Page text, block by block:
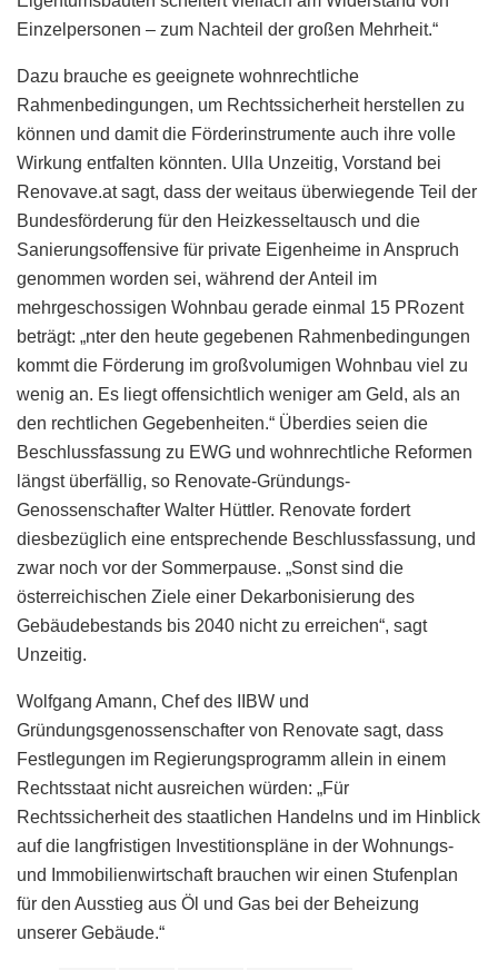
Einzelpersonen – zum Nachteil der großen Mehrheit.“
Dazu brauche es geeignete wohnrechtliche
Rahmenbedingungen, um Rechtssicherheit herstellen zu
können und damit die Förderinstrumente auch ihre volle
Wirkung entfalten könnten. Ulla Unzeitig, Vorstand bei
Renovave.at sagt, dass der weitaus überwiegende Teil der
Bundesförderung für den Heizkesseltausch und die
Sanierungsoffensive für private Eigenheime in Anspruch
genommen worden sei, während der Anteil im
mehrgeschossigen Wohnbau gerade einmal 15 PRozent
beträgt: „nter den heute gegebenen Rahmenbedingungen
kommt die Förderung im großvolumigen Wohnbau viel zu
wenig an. Es liegt offensichtlich weniger am Geld, als an
den rechtlichen Gegebenheiten.“ Überdies seien die
Beschlussfassung zu EWG und wohnrechtliche Reformen
längst überfällig, so Renovate-Gründungs-
Genossenschafter Walter Hüttler. Renovate fordert
diesbezüglich eine entsprechende Beschlussfassung, und
zwar noch vor der Sommerpause. „Sonst sind die
österreichischen Ziele einer Dekarbonisierung des
Gebäudebestands bis 2040 nicht zu erreichen“, sagt
Unzeitig.
Wolfgang Amann, Chef des IIBW und
Gründungsgenossenschafter von Renovate sagt, dass
Festlegungen im Regierungsprogramm allein in einem
Rechtsstaat nicht ausreichen würden: „Für
Rechtssicherheit des staatlichen Handelns und im Hinblick
auf die langfristigen Investitionspläne in der Wohnungs-
und Immobilienwirtschaft brauchen wir einen Stufenplan
für den Ausstieg aus Öl und Gas bei der Beheizung
unserer Gebäude.“